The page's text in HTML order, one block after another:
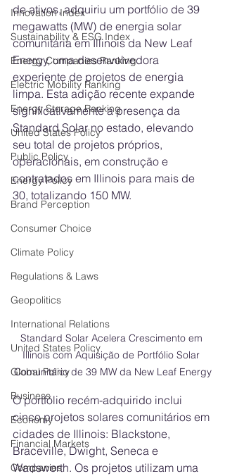
Innovation Index
Sustainability & ESG Index
Energy Companies Ranking
Electric Mobility Ranking
Energy Storage Ranking
United States Policy
Public Policy
Energy Policy
Brand Perception
Consumer Choice
Climate Policy
Regulations & Laws
Geopolitics
International Relations
United States Policy
Global Policy
Business
Economy
Financial Markets
Companies
de ativos, adquiriu um portfólio de 39
megawatts (MW) de energia solar
comunitária em Illinois da New Leaf
Energy, uma desenvolvedora
experiente de projetos de energia
limpa. Esta adição recente expande
significativamente a presença da
Standard Solar no estado, elevando
seu total de projetos próprios,
operacionais, em construção e
contratados em Illinois para mais de
30, totalizando 150 MW.
Standard Solar Acelera Crescimento em
Illinois com Aquisição de Portfólio Solar
Comunitário de 39 MW da New Leaf Energy
O portfólio recém-adquirido inclui
cinco projetos solares comunitários em
cidades de Illinois: Blackstone,
Braceville, Dwight, Seneca e
Wadsworth. Os projetos utilizam uma